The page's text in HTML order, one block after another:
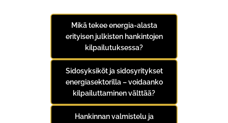
Mikä tekee energia-alasta
erityisen julkisten hankintojen
kilpailutuksessa?
Sidosyksiköt ja sidosyritykset
energiasektorilla – voidaanko
kilpailuttaminen välttää?
Hankinnan valmistelu ja